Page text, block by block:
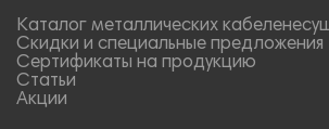
Каталог металлических
Скидки и специальные предложения
Сертификаты на продукцию
Статьи
Акции